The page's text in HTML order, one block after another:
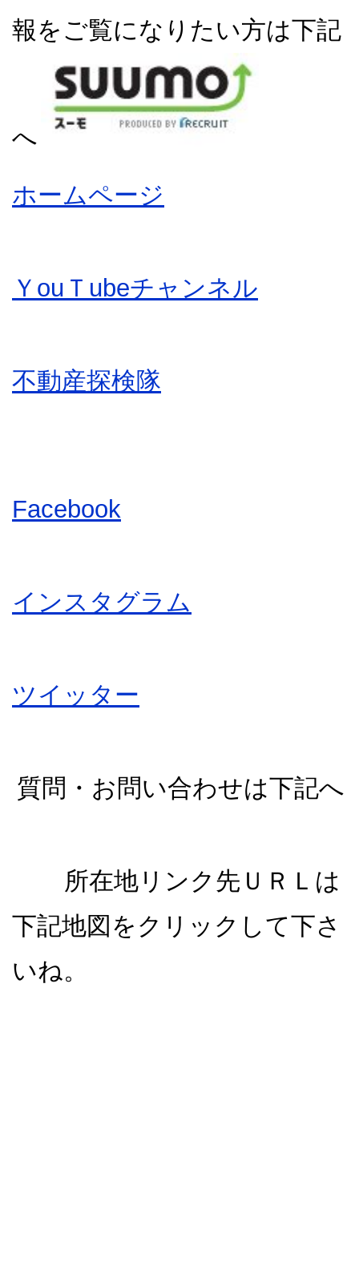
報をご覧になりたい方は下記
へ
ホームページ
ＹouＴubeチャンネル
不動産探検隊
Facebook
インスタグラム
ツイッター
質問・お問い合わせは下記へ
所在地リンク先ＵＲＬは
下記地図をクリックして下さ
いね。